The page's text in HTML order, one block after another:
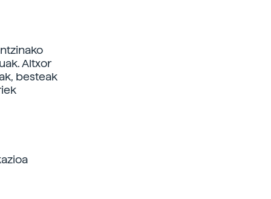
Altxor
besteak